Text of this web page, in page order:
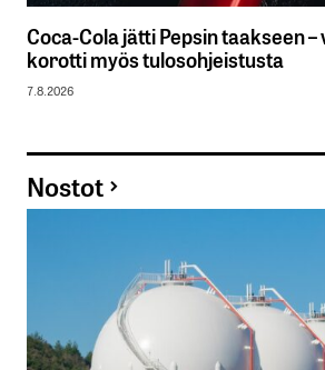
Coca-Cola jätti Pepsin taakseen –
korotti myös tulosohjeistusta
7.8.2026
Nostot